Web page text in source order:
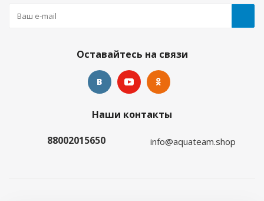
Оставайтесь на связи
Наши контакты
88002015650
info@aquateam.shop